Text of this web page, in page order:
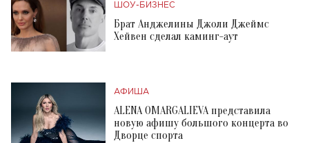
ШОУ-БИЗНЕС
Брат Анджелины Джоли Джеймс
Хейвен сделал каминг-аут
АФИША
ALENA OMARGALIEVA представила
новую афишу большого концерта во
Дворце спорта